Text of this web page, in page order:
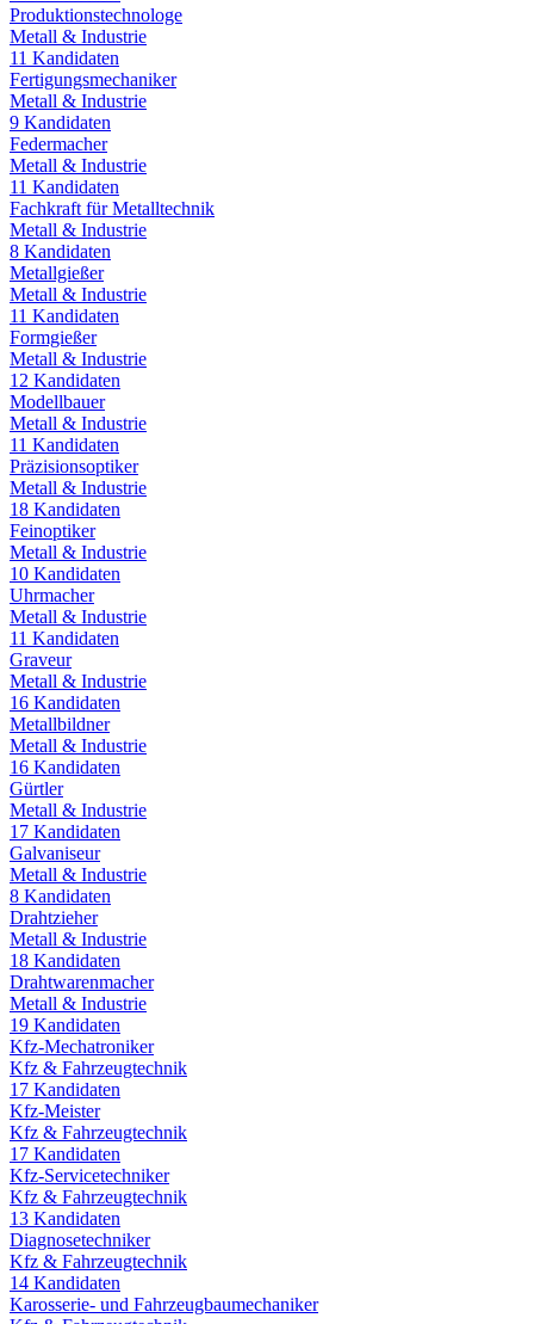
Produktionstechnologe
Metall & Industrie
11 Kandidaten
Fertigungsmechaniker
Metall & Industrie
9 Kandidaten
Federmacher
Metall & Industrie
11 Kandidaten
Fachkraft für Metalltechnik
Metall & Industrie
8 Kandidaten
Metallgießer
Metall & Industrie
11 Kandidaten
Formgießer
Metall & Industrie
12 Kandidaten
Modellbauer
Metall & Industrie
11 Kandidaten
Präzisionsoptiker
Metall & Industrie
18 Kandidaten
Feinoptiker
Metall & Industrie
10 Kandidaten
Uhrmacher
Metall & Industrie
11 Kandidaten
Graveur
Metall & Industrie
16 Kandidaten
Metallbildner
Metall & Industrie
16 Kandidaten
Gürtler
Metall & Industrie
17 Kandidaten
Galvaniseur
Metall & Industrie
8 Kandidaten
Drahtzieher
Metall & Industrie
18 Kandidaten
Drahtwarenmacher
Metall & Industrie
19 Kandidaten
Kfz-Mechatroniker
Kfz & Fahrzeugtechnik
17 Kandidaten
Kfz-Meister
Kfz & Fahrzeugtechnik
17 Kandidaten
Kfz-Servicetechniker
Kfz & Fahrzeugtechnik
13 Kandidaten
Diagnosetechniker
Kfz & Fahrzeugtechnik
14 Kandidaten
Karosserie- und Fahrzeugbaumechaniker